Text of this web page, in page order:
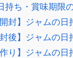
持ち・賞味期限
封】ジャムの日
後】ジャムの日
り】ジャムの日